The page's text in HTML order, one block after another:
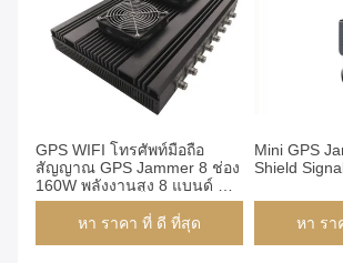
GPS WIFI โทรศัพท์มือถือ
สัญญาณ GPS Jammer 8 ช่อง
160W พลังงานสูง 8 แบนด์ DC
12V / 24V
หา ราคา ที่ ดี ที่สุด
Mini GPS
Shield
หา รา